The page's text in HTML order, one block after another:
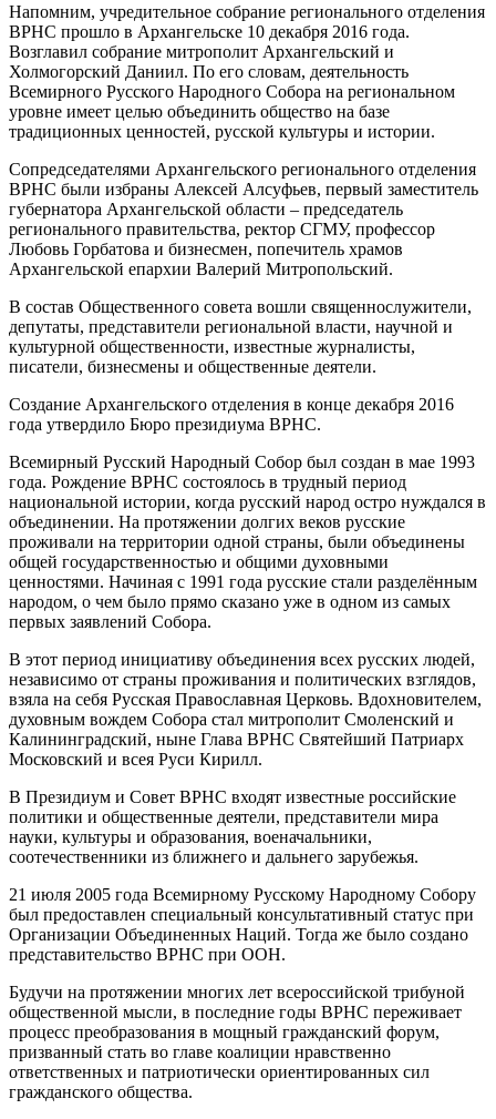
Напомним, учредительное собрание регионального отделения
ВРНС прошло в Архангельске 10 декабря 2016 года.
Возглавил собрание митрополит Архангельский и
Холмогорский Даниил. По его словам, деятельность
Всемирного Русского Народного Собора на региональном
уровне имеет целью объединить общество на базе
традиционных ценностей, русской культуры и истории.
Сопредседателями Архангельского регионального отделения
ВРНС были избраны Алексей Алсуфьев, первый заместитель
губернатора Архангельской области – председатель
регионального правительства, ректор СГМУ, профессор
Любовь Горбатова и бизнесмен, попечитель храмов
Архангельской епархии Валерий Митропольский.
В состав Общественного совета вошли священнослужители,
депутаты, представители региональной власти, научной и
культурной общественности, известные журналисты,
писатели, бизнесмены и общественные деятели.
Создание Архангельского отделения в конце декабря 2016
года утвердило Бюро президиума ВРНС.
Всемирный Русский Народный Собор был создан в мае 1993
года. Рождение ВРНС состоялось в трудный период
национальной истории, когда русский народ остро нуждался в
объединении. На протяжении долгих веков русские
проживали на территории одной страны, были объединены
общей государственностью и общими духовными
ценностями. Начиная с 1991 года русские стали разделённым
народом, о чем было прямо сказано уже в одном из самых
первых заявлений Собора.
В этот период инициативу объединения всех русских людей,
независимо от страны проживания и политических взглядов,
взяла на себя Русская Православная Церковь. Вдохновителем,
духовным вождем Собора стал митрополит Смоленский и
Калининградский, ныне Глава ВРНС Святейший Патриарх
Московский и всея Руси Кирилл.
В Президиум и Совет ВРНС входят известные российские
политики и общественные деятели, представители мира
науки, культуры и образования, военачальники,
соотечественники из ближнего и дальнего зарубежья.
21 июля 2005 года Всемирному Русскому Народному Собору
был предоставлен специальный консультативный статус при
Организации Объединенных Наций. Тогда же было создано
представительство ВРНС при ООН.
Будучи на протяжении многих лет всероссийской трибуной
общественной мысли, в последние годы ВРНС переживает
процесс преобразования в мощный гражданский форум,
призванный стать во главе коалиции нравственно
ответственных и патриотически ориентированных сил
гражданского общества.